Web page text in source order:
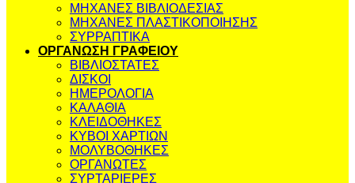
ΜΗΧΑΝΕΣ ΒΙΒΛΙΟΔΕΣΙΑΣ
ΜΗΧΑΝΕΣ ΠΛΑΣΤΙΚΟΠΟΙΗΣΗΣ
ΣΥΡΡΑΠΤΙΚΑ
ΟΡΓΑΝΩΣΗ ΓΡΑΦΕΙΟΥ
ΒΙΒΛΙΟΣΤΑΤΕΣ
ΔΙΣΚΟΙ
ΗΜΕΡΟΛΟΓΙΑ
ΚΑΛΑΘΙΑ
ΚΛΕΙΔΟΘΗΚΕΣ
ΚΥΒΟΙ ΧΑΡΤΙΩΝ
ΜΟΛΥΒΟΘΗΚΕΣ
ΟΡΓΑΝΩΤΕΣ
ΣΥΡΤΑΡΙΕΡΕΣ